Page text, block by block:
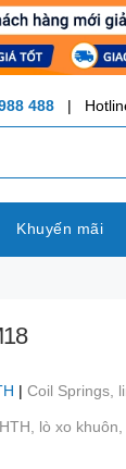
488 |
Khuyến mãi
| Coil Springs,
lò xo khuôn,